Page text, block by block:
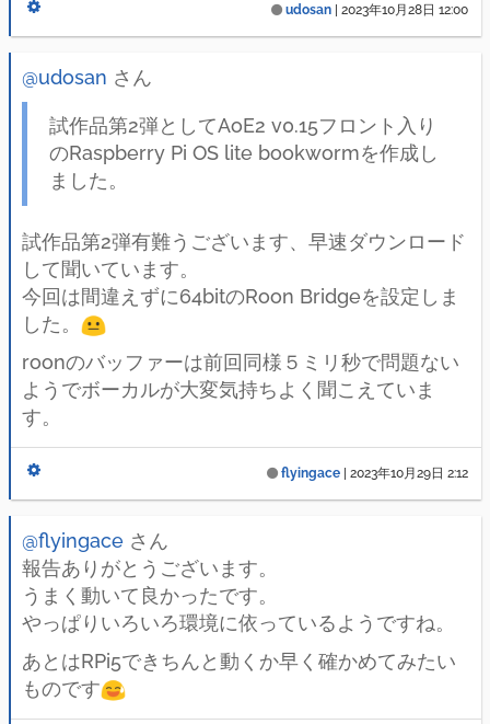
udosan 2023年10月28日 12:00
@udosan さん
試作品第2弾としてAoE2 v0.15フロント入り
のRaspberry Pi OS lite bookwormを作成し
ました。
試作品第2弾有難うございます、早速ダウンロード
して聞いています。
今回は間違えずに64bitのRoon Bridgeを設定しま
した。
roonのバッファーは前回同様５ミリ秒で問題ない
ようでボーカルが大変気持ちよく聞こえていま
す。
flyingace 2023年10月29日 2:12
@flyingace さん
報告ありがとうございます。
うまく動いて良かったです。
やっぱりいろいろ環境に依っているようですね。
あとはRPi5できちんと動くか早く確かめてみたい
ものです